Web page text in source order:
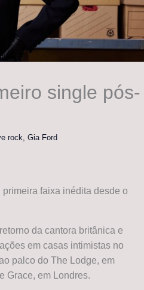
single pós-
rock Gia Ford
primeira faixa inédita desde o
da cantora britânica e
em casas intimistas no
palco do The Lodge, em
Grace, em Londres.